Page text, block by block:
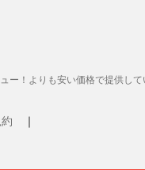
ー！よりも安い価格で提供して